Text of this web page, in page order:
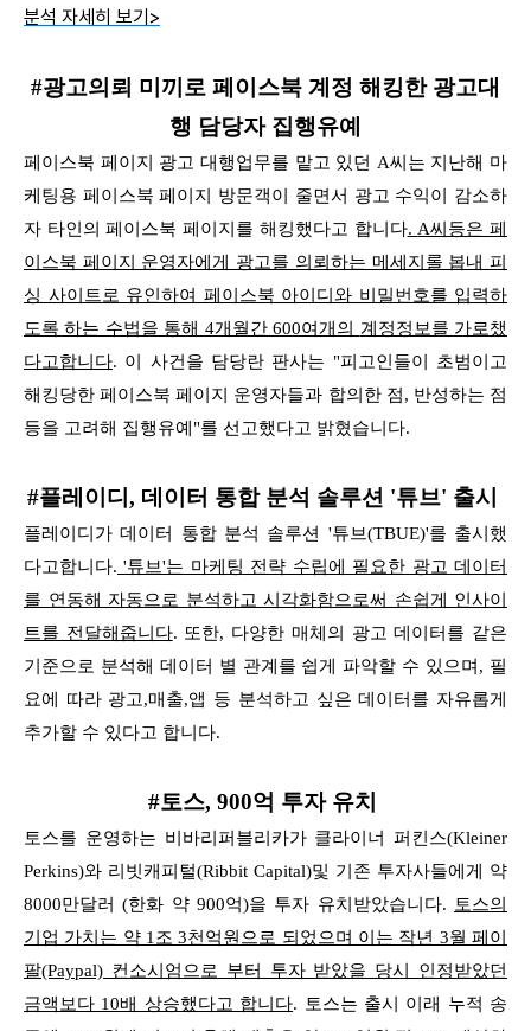
분석 자세히 보기>
#광고의뢰 미끼로 페이스북 계정 해킹한 광고대
행 담당자 집행유예
페이스북 페이지 광고 대행업무를 맡고 있던 A씨는 지난해 마
케팅용 페이스북 페이지 방문객이 줄면서 광고 수익이 감소하
자 타인의 페이스북 페이지를 해킹했다고 합니다. A씨등은 페
이스북 페이지 운영자에게 광고를 의뢰하는 메세지롤 봅내 피
싱 사이트로 유인하여 페이스북 아이디와 비밀번호를 입력하
도록 하는 수법을 통해 4개월간 600여개의 계정정보를 가로챘
다고합니다. 이 사건을 담당란 판사는 "피고인들이 초범이고
해킹당한 페이스북 페이지 운영자들과 합의한 점, 반성하는 점
등을 고려해 집행유예"를 선고했다고 밝혔습니다.
#플레이디, 데이터 통합 분석 솔루션 '튜브' 출시
플레이디가 데이터 통합 분석 솔루션 '튜브(TBUE)'를 출시했
다고합니다. '튜브'는 마케팅 전략 수립에 필요한 광고 데이터
를 연동해 자동으로 분석하고 시각화함으로써 손쉽게 인사이
트를 전달해줍니다. 또한, 다양한 매체의 광고 데이터를 같은
기준으로 분석해 데이터 별 관계를 쉽게 파악할 수 있으며, 필
요에 따라 광고,매출,앱 등 분석하고 싶은 데이터를 자유롭게
추가할 수 있다고 합니다.
#토스, 900억 투자 유치
토스를 운영하는 비바리퍼블리카가 클라이너 퍼킨스(Kleiner
Perkins)와 리빗캐피털(Ribbit Capital)및 기존 투자사들에게 약
8000만달러 (한화 약 900억)을 투자 유치받았습니다. 토스의
기업 가치는 약 1조 3천억원으로 되었으며 이는 작년 3월 페이
팔(Paypal) 컨소시엄으로 부터 투자 받았을 당시 인정받았던
금액보다 10배 상승했다고 합니다. 토스는 출시 이래 누적 송